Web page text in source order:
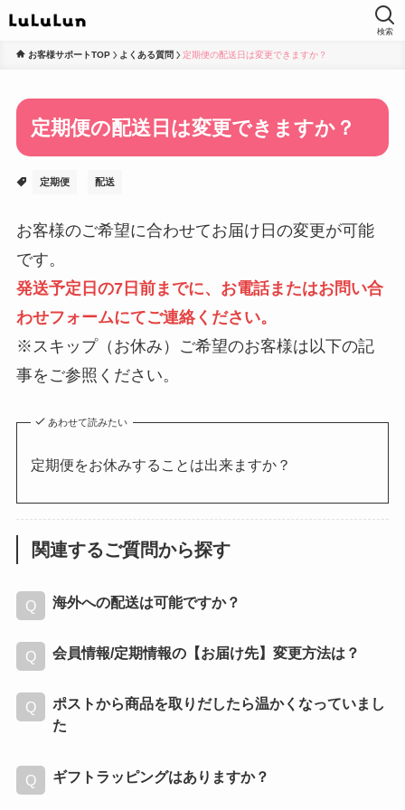
検索
お客様サポートTOP よくある質問 定期便の配送日は変更できますか？
定期便の配送日は変更できますか？
定期便 配送
お客様のご希望に合わせてお届け日の変更が可能
です。
発送予定日の7日前までに、お電話またはお問い合
わせフォームにてご連絡ください。
※スキップ（お休み）ご希望のお客様は以下の記
事をご参照ください。
あわせて読みたい
定期便をお休みすることは出来ますか？
関連するご質問から探す
海外への配送は可能ですか？
会員情報/定期情報の【お届け先】変更方法は？
ポストから商品を取りだしたら温かくなっていまし
た
ギフトラッピングはありますか？